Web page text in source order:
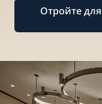
Отройте